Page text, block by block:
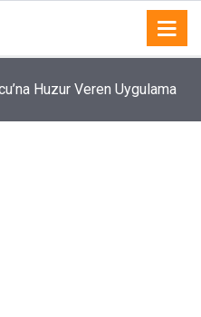
Turizm Bölgesi Taşucu’na Huzur Veren Uygulama